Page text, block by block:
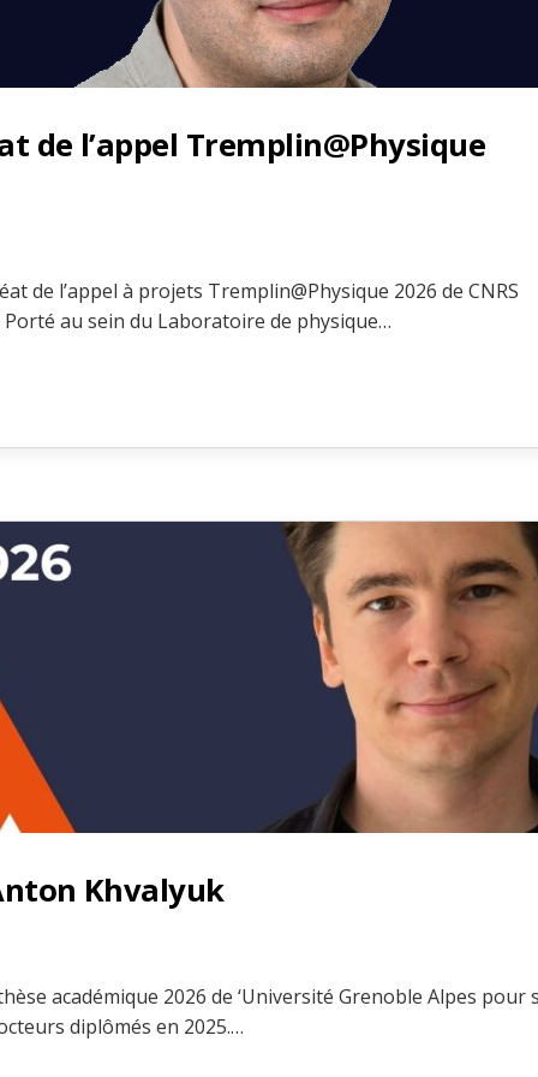
de l’appel Tremplin@Physique
de l’appel à projets Tremplin@Physique 2026 de CNRS
au sein du Laboratoire de physique…
Khvalyuk
académique 2026 de ‘Université Grenoble Alpes pour
diplômés en 2025.…